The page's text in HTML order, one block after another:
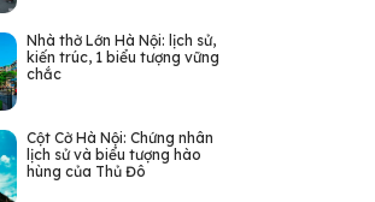
Nhà thờ Lớn Hà Nội: lịch sử,
kiến trúc, 1 biểu tượng vững
chắc
Cột Cờ Hà Nội: Chứng nhân
lịch sử và biểu tượng hào
hùng của Thủ Đô